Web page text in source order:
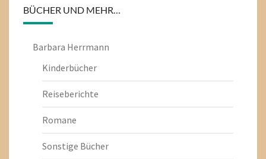
BÜCHER UND MEHR…
Barbara Herrmann
Kinderbücher
Reiseberichte
Romane
Sonstige Bücher